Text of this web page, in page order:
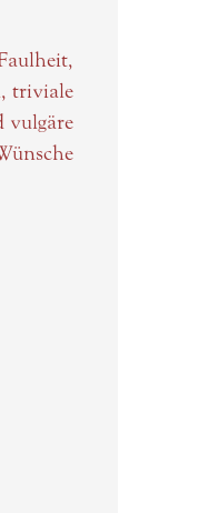
triviale
vulgäre